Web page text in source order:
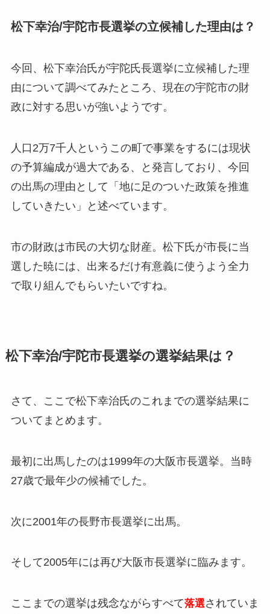
松下幸治/宇陀市長選挙の立候補した理由は？
今回、松下幸治氏が宇陀氏長選挙に立候補した理
由について調べてみたところ、現在の宇陀市の財
政に対する思いが強いようです。
人口2万7千人というこの町で事業をするには現状
の予算編成が過大である、と発言しており、今回
の出馬の理由として「 地に足のついた政策を推進
していきたい 」と述べています。
市の財政は市民の大切な財産。松下氏が市長に当
選した暁には、出来るだけ有意義に使うよう全力
で取り組んでもらいたいですね。
松下幸治/宇陀市長選挙の選挙結果は？
さて、ここで松下幸治氏のこれまでの選挙結果に
ついてまとめます。
最初に出馬したのは1999年の大阪市長選挙。当時
27歳で最年少の候補でした。
次に2001年の長野市長選挙に出馬。
そして2005年には再び大阪市長選挙に臨みます。
ここまでの選挙は残念ながらすべて落選されていま